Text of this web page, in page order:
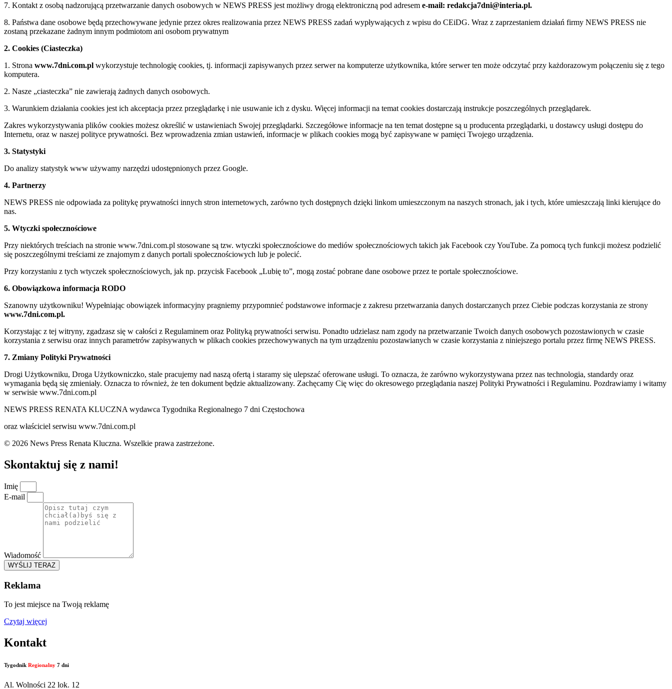
7. Kontakt z osobą nadzorującą przetwarzanie danych osobowych w NEWS PRESS jest możliwy drogą elektroniczną pod adresem e-mail: redakcja7dni@interia.pl.
8. Państwa dane osobowe będą przechowywane jedynie przez okres realizowania przez NEWS PRESS zadań wypływających z wpisu do CEiDG. Wraz z zaprzestaniem działań firmy NEWS PRESS nie
zostaną przekazane żadnym innym podmiotom ani osobom prywatnym
2. Cookies (Ciasteczka)
1. Strona www.7dni.com.pl wykorzystuje technologię cookies, tj. informacji zapisywanych przez serwer na komputerze użytkownika, które serwer ten może odczytać przy każdorazowym połączeniu się z tego
komputera.
2. Nasze „ciasteczka” nie zawierają żadnych danych osobowych.
3. Warunkiem działania cookies jest ich akceptacja przez przeglądarkę i nie usuwanie ich z dysku. Więcej informacji na temat cookies dostarczają instrukcje poszczególnych przeglądarek.
Zakres wykorzystywania plików cookies możesz określić w ustawieniach Swojej przeglądarki. Szczegółowe informacje na ten temat dostępne są u producenta przeglądarki, u dostawcy usługi dostępu do
Internetu, oraz w naszej polityce prywatności. Bez wprowadzenia zmian ustawień, informacje w plikach cookies mogą być zapisywane w pamięci Twojego urządzenia.
3. Statystyki
Do analizy statystyk www używamy narzędzi udostępnionych przez Google.
4. Partnerzy
NEWS PRESS nie odpowiada za politykę prywatności innych stron internetowych, zarówno tych dostępnych dzięki linkom umieszczonym na naszych stronach, jak i tych, które umieszczają linki kierujące do
nas.
5. Wtyczki społecznościowe
Przy niektórych treściach na stronie www.7dni.com.pl stosowane są tzw. wtyczki społecznościowe do mediów społecznościowych takich jak Facebook czy YouTube. Za pomocą tych funkcji możesz podzielić
się poszczególnymi treściami ze znajomym z danych portali społecznościowych lub je polecić.
Przy korzystaniu z tych wtyczek społecznościowych, jak np. przycisk Facebook „Lubię to”, mogą zostać pobrane dane osobowe przez te portale społecznościowe.
6. Obowiązkowa informacja RODO
Szanowny użytkowniku! Wypełniając obowiązek informacyjny pragniemy przypomnieć podstawowe informacje z zakresu przetwarzania danych dostarczanych przez Ciebie podczas korzystania ze strony
www.7dni.com.pl.
Korzystając z tej witryny, zgadzasz się w całości z Regulaminem oraz Polityką prywatności serwisu. Ponadto udzielasz nam zgody na przetwarzanie Twoich danych osobowych pozostawionych w czasie
korzystania z serwisu oraz innych parametrów zapisywanych w plikach cookies przechowywanych na tym urządzeniu pozostawianych w czasie korzystania z niniejszego portalu przez firmę NEWS PRESS.
7. Zmiany Polityki Prywatności
Drogi Użytkowniku, Droga Użytkowniczko, stale pracujemy nad naszą ofertą i staramy się ulepszać oferowane usługi. To oznacza, że zarówno wykorzystywana przez nas technologia, standardy oraz
wymagania będą się zmieniały. Oznacza to również, że ten dokument będzie aktualizowany. Zachęcamy Cię więc do okresowego przeglądania naszej Polityki Prywatności i Regulaminu. Pozdrawiamy i witamy
w serwisie www.7dni.com.pl
NEWS PRESS RENATA KLUCZNA wydawca Tygodnika Regionalnego 7 dni Częstochowa
oraz właściciel serwisu www.7dni.com.pl
© 2026 News Press Renata Kluczna. Wszelkie prawa zastrzeżone.
Skontaktuj się z nami!
Imię
E-mail
Wiadomość
WYŚLIJ TERAZ
Reklama
To jest miejsce na Twoją reklamę
Czytaj więcej
Kontakt
Tygodnik Regionalny 7 dni
Al. Wolności 22 lok. 12